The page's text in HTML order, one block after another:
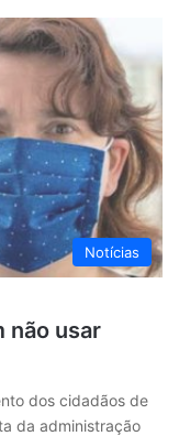
Notícias
não usar
dos cidadãos de
da administração